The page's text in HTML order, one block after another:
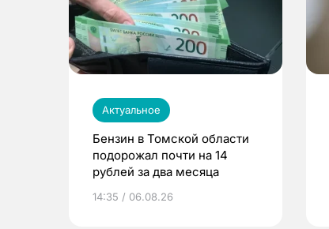
Актуальное
Бензин в Томской области
подорожал почти на 14
рублей за два месяца
14:35 / 06.08.26